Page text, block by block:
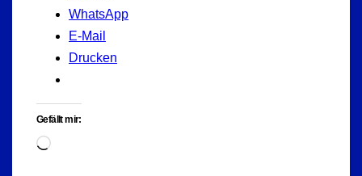
WhatsApp
E-Mail
Drucken
Gefällt mir:
Wird